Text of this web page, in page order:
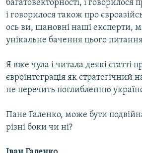
багатовекторності, і говорилося
і говорилося також про
ось ви, шановні наші експерти,
унікальне бачення цього
Я вже чула і читала деякі статті
євроінтеграція як стратегічний
не перечить поглибленню
Пане Галенко, може бути
різні боки чи ні?